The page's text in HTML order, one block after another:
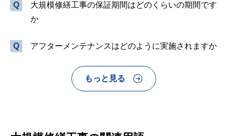
大規模修繕工事の保証期間はどのくらいの期間です
か
アフターメンテナンスはどのように実施されますか
もっと見る